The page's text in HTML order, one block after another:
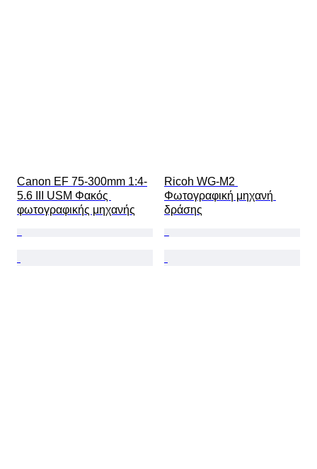
Canon EF 75-300mm 1:4-
5.6 III USM Φακός
φωτογραφικής μηχανής
Ricoh WG-M2
Φωτογραφική μηχανή
δράσης